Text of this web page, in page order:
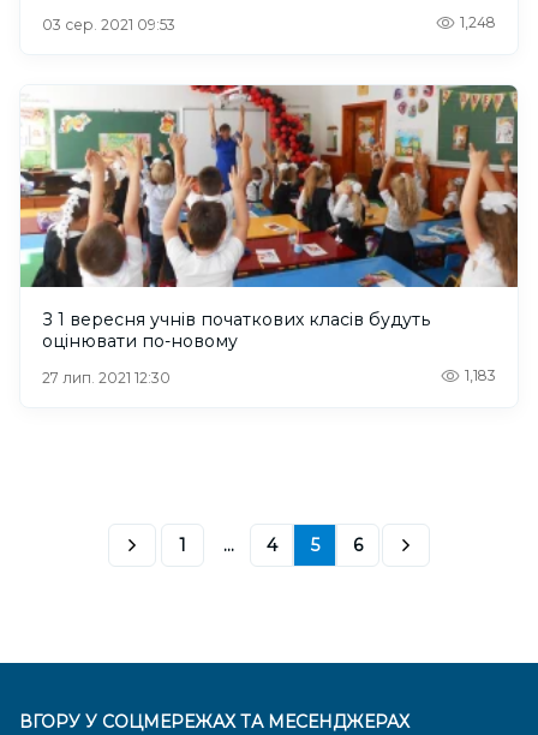
03 сер. 2021 09:53 1,248
З 1 вересня учнів початкових класів будуть
оцінювати по-новому
27 лип. 2021 12:30 1,183
1 ... 4 5 6
ВГОРУ У СОЦМЕРЕЖАХ ТА МЕСЕНДЖЕРАХ